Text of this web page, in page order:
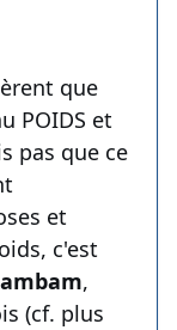
que
POIDS et
pas que ce
et
c'est
,
(cf. plus